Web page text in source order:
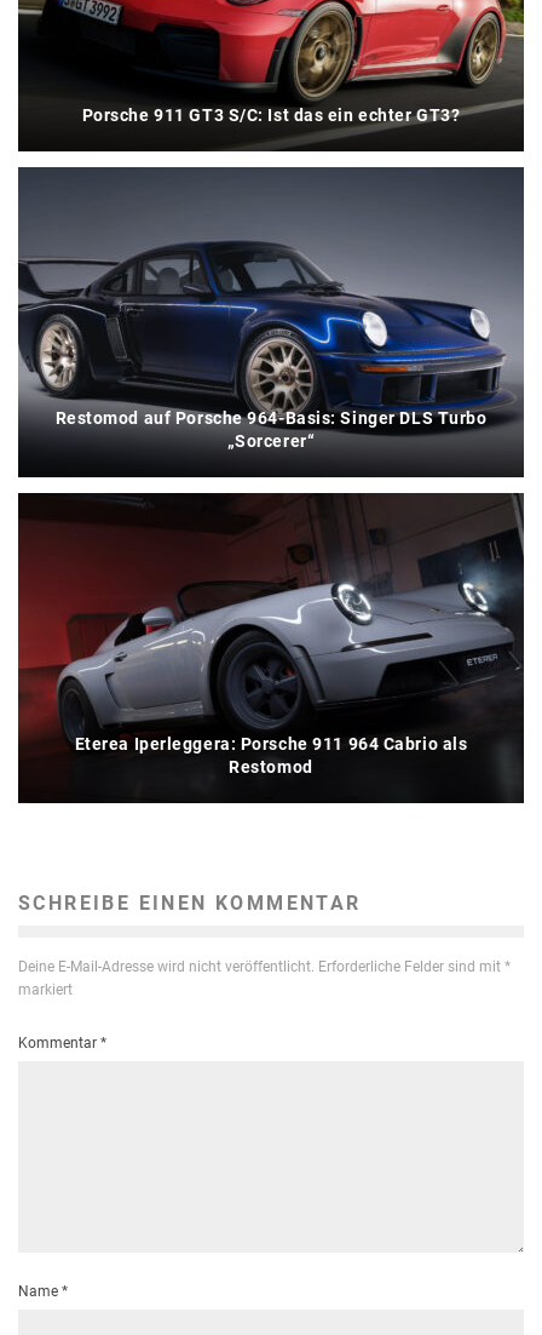
Porsche 911 GT3 S/C: Ist das ein echter GT3?
Restomod auf Porsche 964-Basis: Singer DLS Turbo
„Sorcerer“
Eterea Iperleggera: Porsche 911 964 Cabrio als
Restomod
SCHREIBE EINEN KOMMENTAR
Deine E-Mail-Adresse wird nicht veröffentlicht. Erforderliche Felder sind mit *
markiert
Kommentar *
Name *